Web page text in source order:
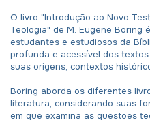
O livro "Introdução ao Novo
Teologia" de M. Eugene Boring
estudantes e estudiosos da
profunda e acessível dos
suas origens, contextos
Boring aborda os diferentes
literatura, considerando suas
em que examina as questões